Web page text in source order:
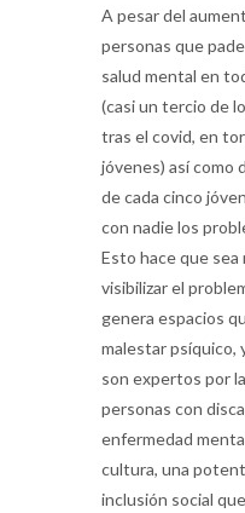
A pesar del
personas que
salud mental en
(casi un tercio de
tras el covid, en
jóvenes) así como
de cada cinco
con nadie los
Esto hace que sea
visibilizar el
genera espacios
malestar psíquico,
son expertos por
personas con
enfermedad
cultura, una
inclusión social